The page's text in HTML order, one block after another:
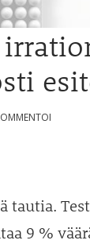
tautia.
9 %